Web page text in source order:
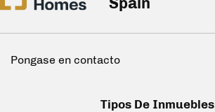
Pongase en contacto
Tipos De Inmuebles